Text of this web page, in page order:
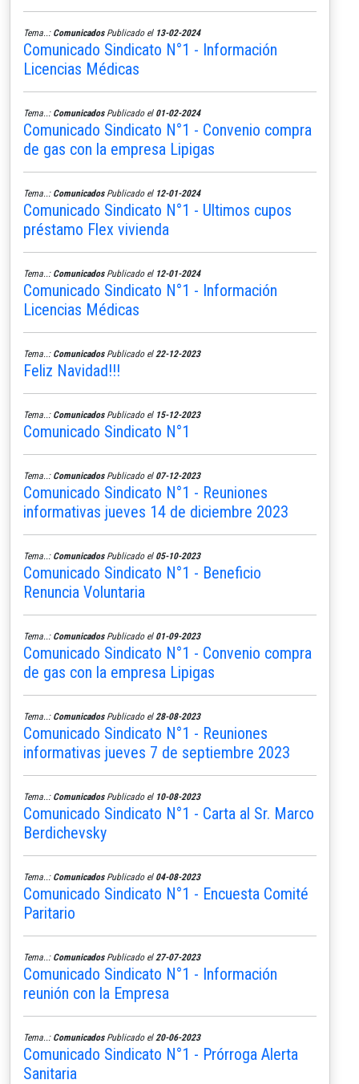
Tema..: ComunicadosPublicado el 13-02-2024
Comunicado Sindicato N°1 - Información
Licencias Médicas
Tema..: ComunicadosPublicado el 01-02-2024
Comunicado Sindicato N°1 - Convenio compra
de gas con la empresa Lipigas
Tema..: ComunicadosPublicado el 12-01-2024
Comunicado Sindicato N°1 - Ultimos cupos
préstamo Flex vivienda
Tema..: ComunicadosPublicado el 12-01-2024
Comunicado Sindicato N°1 - Información
Licencias Médicas
Tema..: ComunicadosPublicado el 22-12-2023
Feliz Navidad!!!
Tema..: ComunicadosPublicado el 15-12-2023
Comunicado Sindicato N°1
Tema..: ComunicadosPublicado el 07-12-2023
Comunicado Sindicato N°1 - Reuniones
informativas jueves 14 de diciembre 2023
Tema..: ComunicadosPublicado el 05-10-2023
Comunicado Sindicato N°1 - Beneficio
Renuncia Voluntaria
Tema..: ComunicadosPublicado el 01-09-2023
Comunicado Sindicato N°1 - Convenio compra
de gas con la empresa Lipigas
Tema..: ComunicadosPublicado el 28-08-2023
Comunicado Sindicato N°1 - Reuniones
informativas jueves 7 de septiembre 2023
Tema..: ComunicadosPublicado el 10-08-2023
Comunicado Sindicato N°1 - Carta al Sr. Marco
Berdichevsky
Tema..: ComunicadosPublicado el 04-08-2023
Comunicado Sindicato N°1 - Encuesta Comité
Paritario
Tema..: ComunicadosPublicado el 27-07-2023
Comunicado Sindicato N°1 - Información
reunión con la Empresa
Tema..: ComunicadosPublicado el 20-06-2023
Comunicado Sindicato N°1 - Prórroga Alerta
Sanitaria